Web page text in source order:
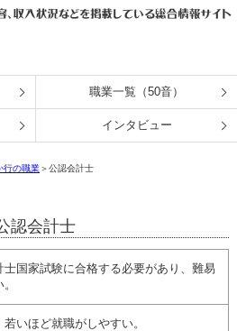
職業一覧（50音）
インタビュー
行の職業＞公認会計士
認会計士
士国家試験に合格する必要があり、難易
いほど就職がしやすい。